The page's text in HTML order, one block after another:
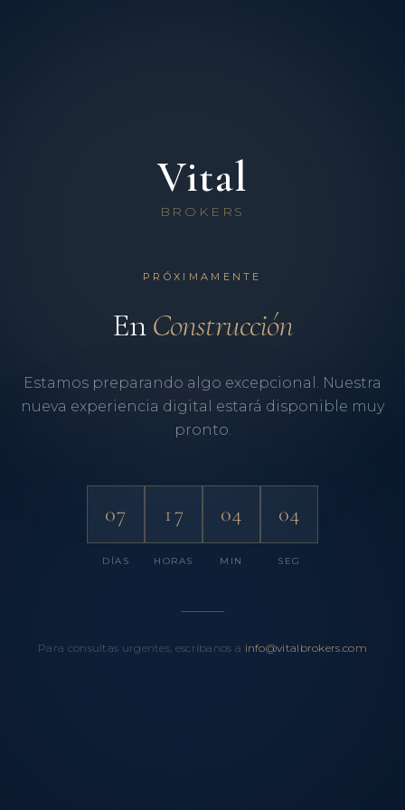
Vital
BROKERS
PRÓXIMAMENTE
EnConstrucción
Estamos preparando algo excepcional. Nuestra
nueva experiencia digital estará disponible muy
pronto.
07
DÍAS
17
HORAS
04
MIN
04
SEG
Para consultas urgentes, escríbanos a info@vitalbrokers.com